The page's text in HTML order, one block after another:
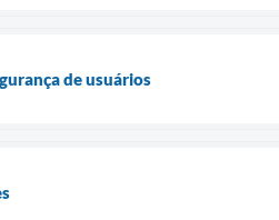
de usuários